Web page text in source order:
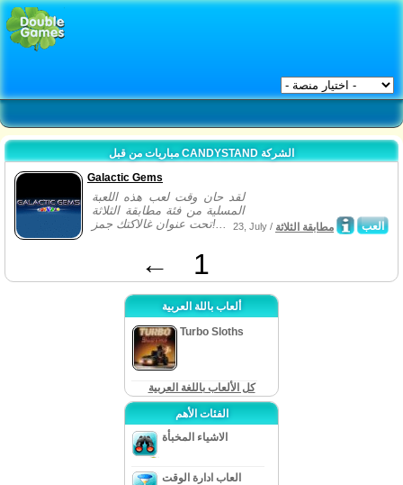
مباريات من قبل CANDYSTAND الشركة
Galactic Gems
لقد حان وقت لعب هذه اللعبة
المسلية من فئة مطابقة الثلاثة
تحت عنوان غالاكتك جمز!...
العب 23, July / مطابقة الثلاثة
← 1
ألعاب باللة العربية
Turbo Sloths
كل الألعاب باللغة العربية
الفئات الأهم
الاشياء المخبأة
العاب ادارة الوقت